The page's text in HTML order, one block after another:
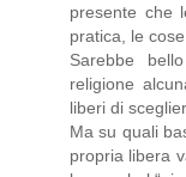
presente che
pratica, le
Sarebbe
religione
liberi di
Ma su quali
propria libera